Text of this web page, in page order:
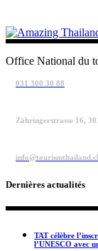
Office National du
031 300 30 88
Zähringerstrasse 16,
Dernières actualités
TAT célèbre
l’UNESCO avec